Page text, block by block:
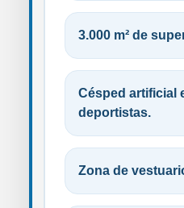
3.000 m² de
Césped artificial
deportistas.
Zona de